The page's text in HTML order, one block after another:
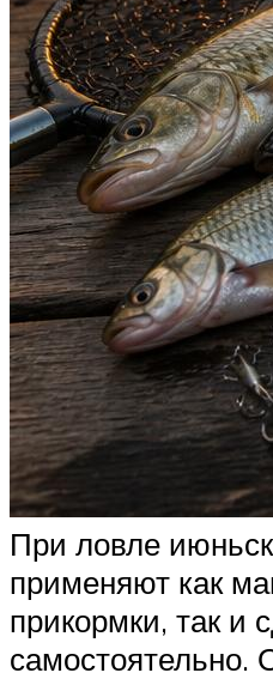
При ловле
применяют как
прикормки, так и
самостоятельно.